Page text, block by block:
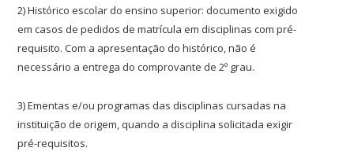
2) Histórico escolar do ensino superior: documento exigido
em casos de pedidos de matrícula em disciplinas com pré-
requisito. Com a apresentação do histórico, não é
necessário a entrega do comprovante de 2º grau.
3) Ementas e/ou programas das disciplinas cursadas na
instituição de origem, quando a disciplina solicitada exigir
pré-requisitos.